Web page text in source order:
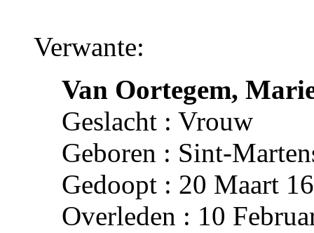
Verwante:
Van Oortegem,
Geslacht : Vrouw
Geboren : Sint-
Gedoopt : 20 Maart
Overleden : 10